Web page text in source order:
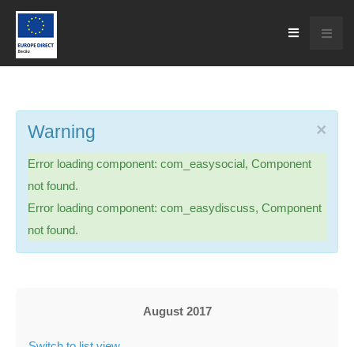
×
Warning
Error loading component: com_easysocial, Component
not found.
Error loading component: com_easydiscuss, Component
not found.
August 2017